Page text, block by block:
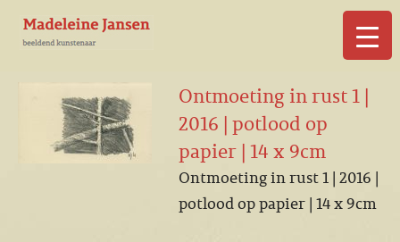
Ontmoeting in rust 1 |
2016 | potlood op
papier | 14 x 9cm
Ontmoeting in rust 1 | 2016 |
potlood op papier | 14 x 9cm